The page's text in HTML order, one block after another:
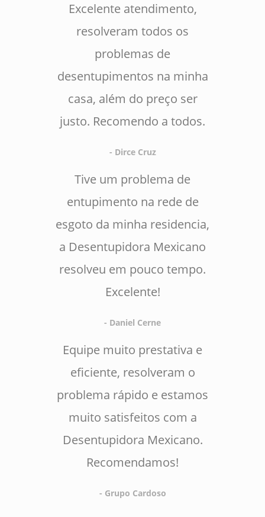
Excelente atendimento,
resolveram todos os
problemas de
desentupimentos na minha
casa, além do preço ser
justo. Recomendo a todos.
- Dirce Cruz
Tive um problema de
entupimento na rede de
esgoto da minha residencia,
a Desentupidora Mexicano
resolveu em pouco tempo.
Excelente!
- Daniel Cerne
Equipe muito prestativa e
eficiente, resolveram o
problema rápido e estamos
muito satisfeitos com a
Desentupidora Mexicano.
Recomendamos!
- Grupo Cardoso